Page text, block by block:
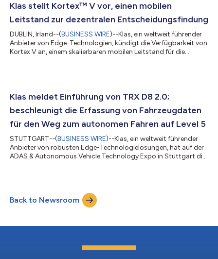
(früher bekannt als Ice Lake D) Rechnerplattform, die bei
Klas stellt Kortex™ V vor, einen mobilen
Leitstand zur dezentralen Entscheidungsfindung
DUBLIN, Irland--(BUSINESS WIRE)--Klas, ein weltweit führender
Anbieter von Edge-Technologien, kündigt die Verfügbarkeit von
Kortex V an, einem skalierbaren mobilen Leitstand für die
Communications (C3) und private Multi-Clouds in
verweigerter, unterbrochener und begrenzter Konnektivität
(DDIL) zu unterstützen. Kortex V ist die erste...
Klas meldet Einführung von TRX D8 2.0;
beschleunigt die Erfassung von Fahrzeugdaten
für den Weg zum autonomen Fahren auf Level 5
STUTTGART--(BUSINESS WIRE)--Klas, ein weltweit führender
Anbieter von robusten Edge-Technologielösungen, hat auf der
ADAS & Autonomous Vehicle Technology Expo in Stuttgart die
Mengen bildbasierter Daten für moderne
Fahrerassistenzsysteme (ADAS) und autonomes Fahren (AD) zu
erfassen. TRX D8 2.0 ist die erste anpassungsfähige F...
Back to Newsroom